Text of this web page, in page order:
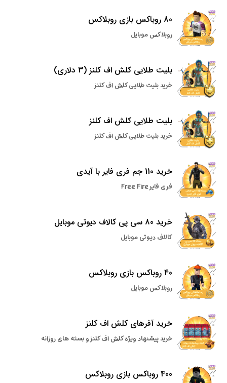
80 روباکس بازی روبلاکس
روبلاکس موبایل
بلیت طلایی کلش اف کلنز (3 دلاری)
خرید بلیت طلایی کلش اف کلنز
بلیت طلایی کلش اف کلنز
خرید بلیت طلایی کلش اف کلنز
خرید 110 جم فری فایر با آیدی
فری فایر Free Fire
خرید 80 سی پی کالاف دیوتی موبایل
کالاف دیوتی موبایل
40 روباکس بازی روبلاکس
روبلاکس موبایل
خرید آفرهای کلش اف کلنز
خرید پیشنهاد ویژه کلش اف کلنز و بسته های روزانه
400 روباکس بازی روبلاکس